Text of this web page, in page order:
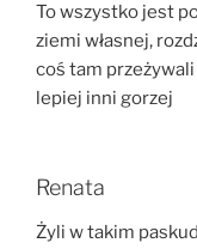
To wszystko jest
ziemi własnej,
coś tam
lepiej inni gorzej
Renata
Żyli w takim